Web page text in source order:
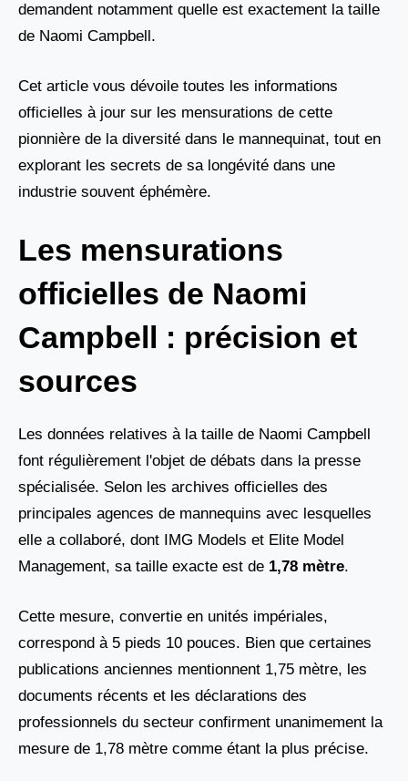
demandent notamment quelle est exactement la taille
de Naomi Campbell.
Cet article vous dévoile toutes les informations
officielles à jour sur les mensurations de cette
pionnière de la diversité dans le mannequinat, tout en
explorant les secrets de sa longévité dans une
industrie souvent éphémère.
Les mensurations
officielles de Naomi
Campbell : précision et
sources
Les données relatives à la taille de Naomi Campbell
font régulièrement l'objet de débats dans la presse
spécialisée. Selon les archives officielles des
principales agences de mannequins avec lesquelles
elle a collaboré, dont IMG Models et Elite Model
Management, sa taille exacte est de 1,78 mètre.
Cette mesure, convertie en unités impériales,
correspond à 5 pieds 10 pouces. Bien que certaines
publications anciennes mentionnent 1,75 mètre, les
documents récents et les déclarations des
professionnels du secteur confirment unanimement la
mesure de 1,78 mètre comme étant la plus précise.